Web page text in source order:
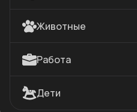
Животные
Работа
Дети